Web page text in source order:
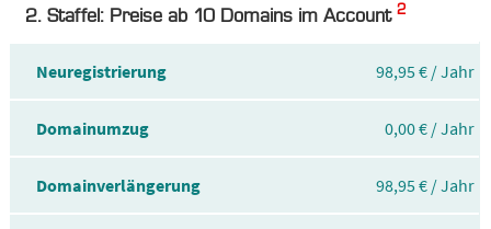
2. Staffel: Preise ab 10 Domains im Account 2
Neuregistrierung 98,95 € / Jahr
Domainumzug 0,00 € / Jahr
Domainverlängerung 98,95 € / Jahr